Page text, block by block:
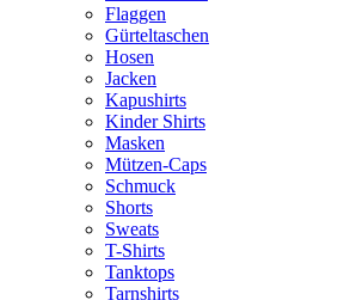
Flaggen
Gürteltaschen
Hosen
Jacken
Kapushirts
Kinder Shirts
Masken
Mützen-Caps
Schmuck
Shorts
Sweats
T-Shirts
Tanktops
Tarnshirts